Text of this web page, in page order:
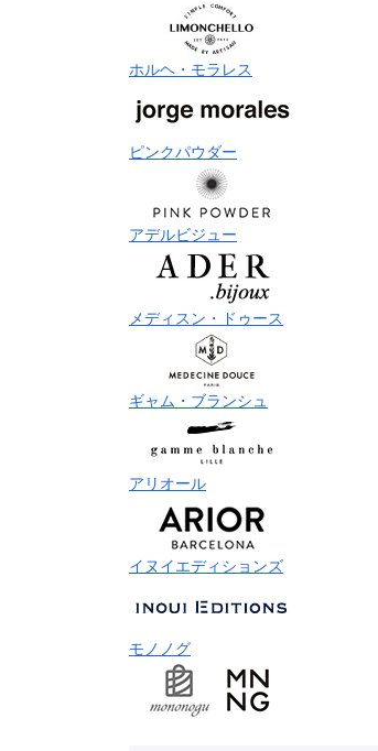
ホルヘ・モラレス
ピンクパウダー
アデルビジュー
メディスン・ドゥース
ギャム・ブランシュ
アリオール
イヌイエディションズ
モノノグ